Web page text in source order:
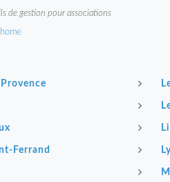
de gestion pour associations
Ferrand